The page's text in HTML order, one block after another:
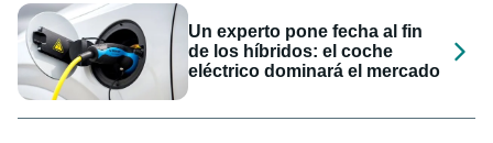
Un experto pone fecha al fin
de los híbridos: el coche
eléctrico dominará el mercado